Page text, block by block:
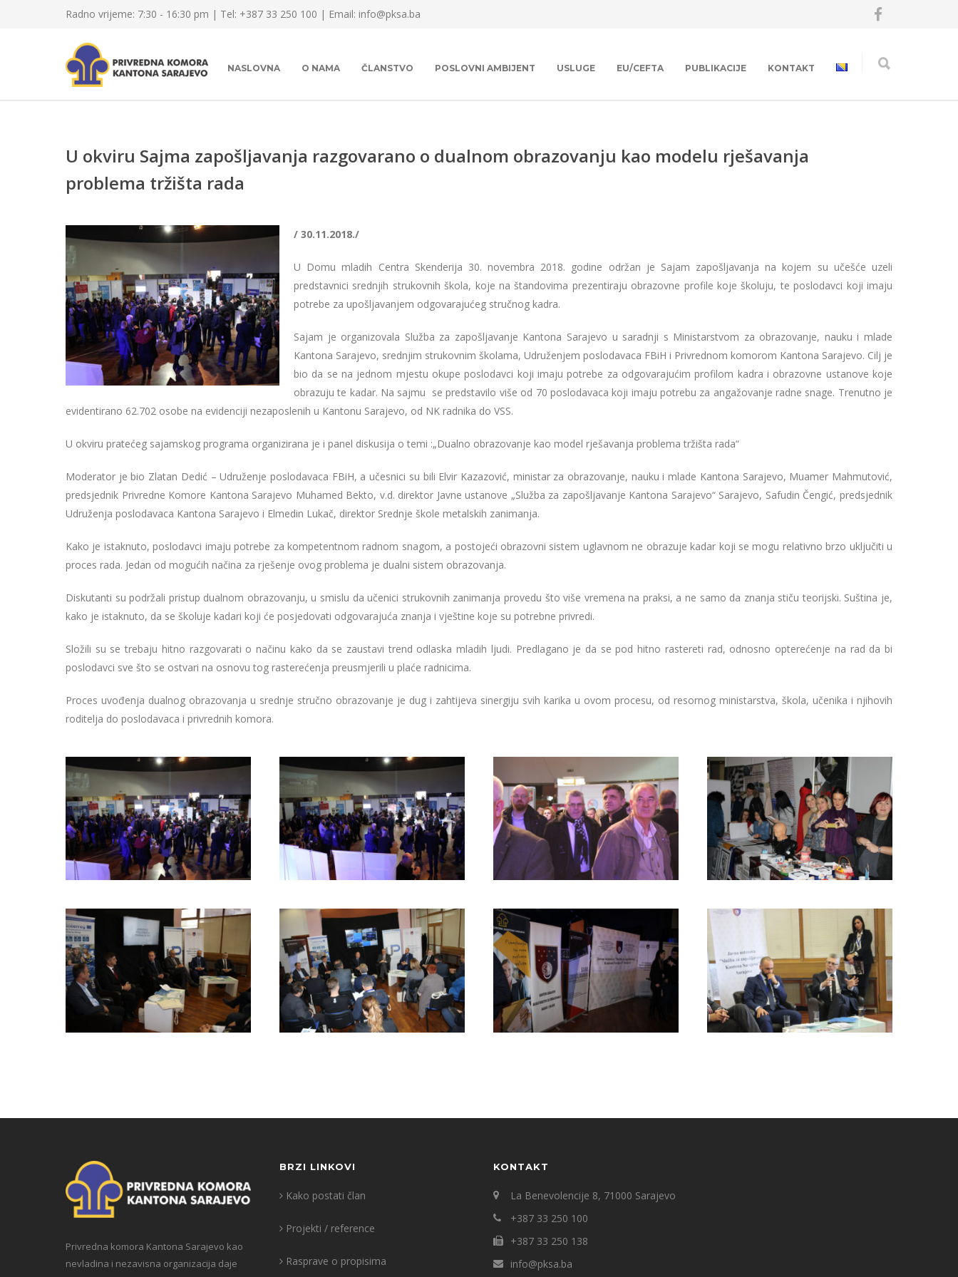
Radno vrijeme: 7:30 - 16:30 pm | Tel: +387 33 250 100 | Email: info@pksa.ba
NASLOVNA O NAMA ČLANSTVO POSLOVNI AMBIJENT USLUGE EU/CEFTA PUBLIKACIJE KONTAKT
U okviru Sajma zapošljavanja razgovarano o dualnom obrazovanju kao modelu rješavanja
problema tržišta rada
/ 30.11.2018./
U Domu mladih Centra Skenderija 30. novembra 2018. godine održan je Sajam zapošljavanja na kojem su učešće uzeli
predstavnici srednjih strukovnih škola, koje na štandovima prezentiraju obrazovne profile koje školuju, te poslodavci koji imaju
potrebe za upošljavanjem odgovarajućeg stručnog kadra.
Sajam je organizovala Služba za zapošljavanje Kantona Sarajevo u saradnji s Ministarstvom za obrazovanje, nauku i mlade
Kantona Sarajevo, srednjim strukovnim školama, Udruženjem poslodavaca FBiH i Privrednom komorom Kantona Sarajevo. Cilj je
bio da se na jednom mjestu okupe poslodavci koji imaju potrebe za odgovarajućim profilom kadra i obrazovne ustanove koje
obrazuju te kadar. Na sajmu se predstavilo više od 70 poslodavaca koji imaju potrebu za angažovanje radne snage. Trenutno je
evidentirano 62.702 osobe na evidenciji nezaposlenih u Kantonu Sarajevo, od NK radnika do VSS.
U okviru pratećeg sajamskog programa organizirana je i panel diskusija o temi :„Dualno obrazovanje kao model rješavanja problema tržišta rada“
Moderator je bio Zlatan Dedić – Udruženje poslodavaca FBiH, a učesnici su bili Elvir Kazazović, ministar za obrazovanje, nauku i mlade Kantona Sarajevo, Muamer Mahmutović,
predsjednik Privredne Komore Kantona Sarajevo Muhamed Bekto, v.d. direktor Javne ustanove „Služba za zapošljavanje Kantona Sarajevo“ Sarajevo, Safudin Čengić, predsjednik
Udruženja poslodavaca Kantona Sarajevo i Elmedin Lukač, direktor Srednje škole metalskih zanimanja.
Kako je istaknuto, poslodavci imaju potrebe za kompetentnom radnom snagom, a postojeći obrazovni sistem uglavnom ne obrazuje kadar koji se mogu relativno brzo uključiti u
proces rada. Jedan od mogućih načina za rješenje ovog problema je dualni sistem obrazovanja.
Diskutanti su podržali pristup dualnom obrazovanju, u smislu da učenici strukovnih zanimanja provedu što više vremena na praksi, a ne samo da znanja stiču teorijski. Suština je,
kako je istaknuto, da se školuje kadari koji će posjedovati odgovarajuća znanja i vještine koje su potrebne privredi.
Složili su se trebaju hitno razgovarati o načinu kako da se zaustavi trend odlaska mladih ljudi. Predlagano je da se pod hitno rastereti rad, odnosno opterećenje na rad da bi
poslodavci sve što se ostvari na osnovu tog rasterećenja preusmjerili u plaće radnicima.
Proces uvođenja dualnog obrazovanja u srednje stručno obrazovanje je dug i zahtijeva sinergiju svih karika u ovom procesu, od resornog ministarstva, škola, učenika i njihovih
roditelja do poslodavaca i privrednih komora.
Privredna komora Kantona Sarajevo kao
nevladina i nezavisna organizacija daje
BRZI LINKOVI
Kako postati član
Projekti / reference
Rasprave o propisima
KONTAKT
La Benevolencije 8, 71000 Sarajevo
+387 33 250 100
+387 33 250 138
info@pksa.ba